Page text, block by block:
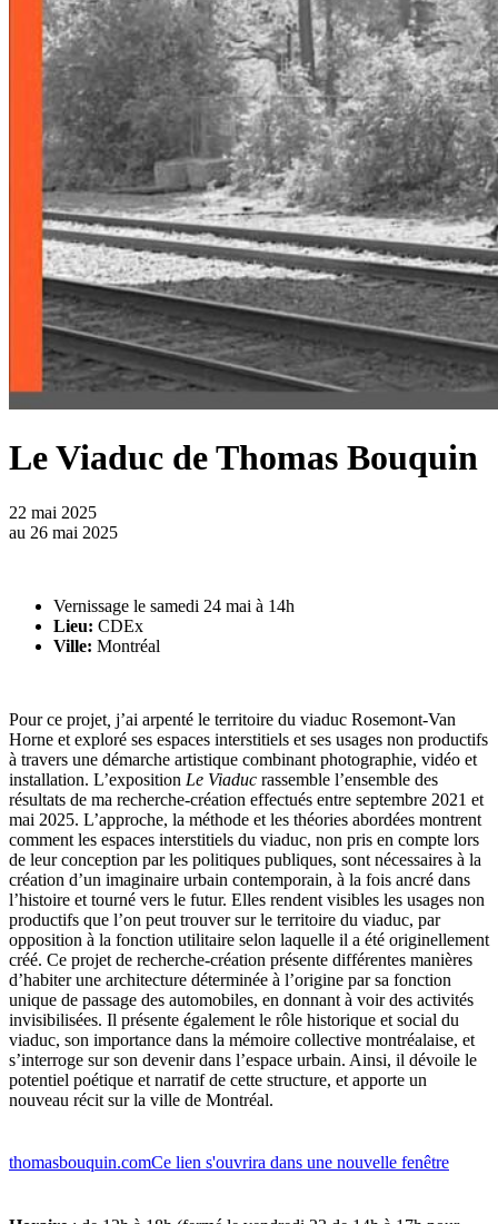
Le Viaduc de Thomas Bouquin
22 mai 2025
au 26 mai 2025
Vernissage le samedi 24 mai à 14h
Lieu: CDEx
Ville: Montréal
Pour ce projet j’ai arpenté le territoire du viaduc Rosemont-Van
Horne et exploré ses espaces interstitiels et ses usages non productifs
à travers une démarche artistique combinant photographie, vidéo et
installation. L’exposition Le Viaduc rassemble l’ensemble des
résultats de ma recherche-création effectués entre septembre 2021 et
mai 2025. L’approche, la méthode et les théories abordées montrent
comment les espaces interstitiels du viaduc, non pris en compte lors
de leur conception par les politiques publiques, sont nécessaires à la
création d’un imaginaire urbain contemporain, à la fois ancré dans
l’histoire et tourné vers le futur. Elles rendent visibles les usages non
productifs que l’on peut trouver sur le territoire du viaduc, par
opposition à la fonction utilitaire selon laquelle il a été originellement
créé. Ce projet de recherche-création présente différentes manières
d’habiter une architecture déterminée à l’origine par sa fonction
unique de passage des automobiles, en donnant à voir des activités
invisibilisées. Il présente également le rôle historique et social du
viaduc, son importance dans la mémoire collective montréalaise, et
s’interroge sur son devenir dans l’espace urbain. Ainsi, il dévoile le
potentiel poétique et narratif de cette structure, et apporte un
nouveau récit sur la ville de Montréal.
thomasbouquin.comCe lien s'ouvrira dans une nouvelle fenêtre